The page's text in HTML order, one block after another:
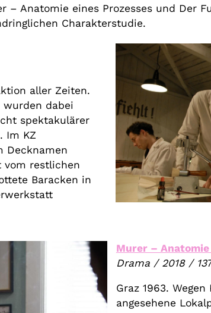
– Anatomie eines Prozesses und Der
Charakterstudie.
aller Zeiten.
wurden dabei
spektakulärer
Im KZ
Decknamen
vom restlichen
Baracken in
Murer – Anatomie
Drama / 2018 /
Graz 1963.
angesehene